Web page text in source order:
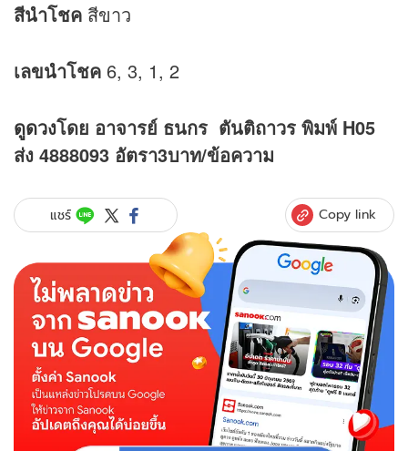
สีนำโชค สีขาว
เลขนำโชค 6, 3, 1, 2
ดูดวงโดย อาจารย์ ธนกร ตันติถาวร พิมพ์ H05
ส่ง 4888093 อัตรา3บาท/ข้อความ
แชร์ Copy link